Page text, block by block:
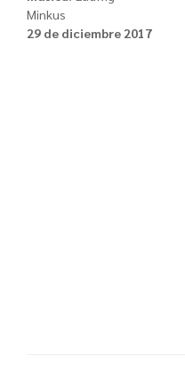
Minkus
29 de diciembre 2017